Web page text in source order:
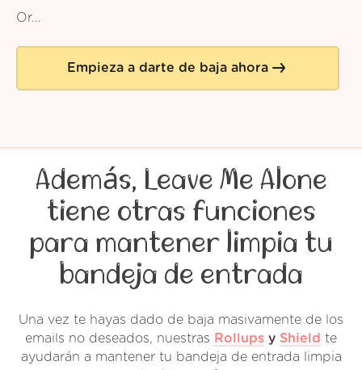
Or...
Empieza a darte de baja ahora
Además, Leave Me Alone
tiene otras funciones
para mantener limpia tu
bandeja de entrada
Una vez te hayas dado de baja masivamente de los
emails no deseados, nuestras Rollups y Shield te
ayudarán a mantener tu bandeja de entrada limpia